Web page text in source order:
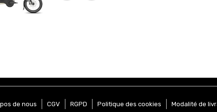
de nous CGV RGPD Politique des cookies Modalité de